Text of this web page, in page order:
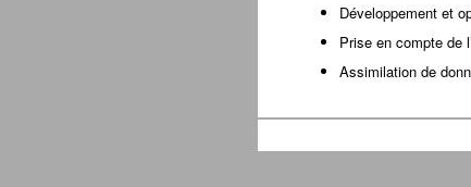
Développement et
Prise en compte de
Assimilation de